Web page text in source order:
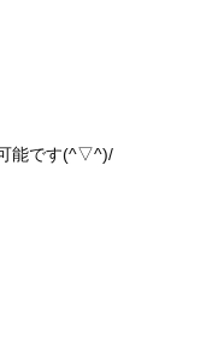
能です(^▽^)/